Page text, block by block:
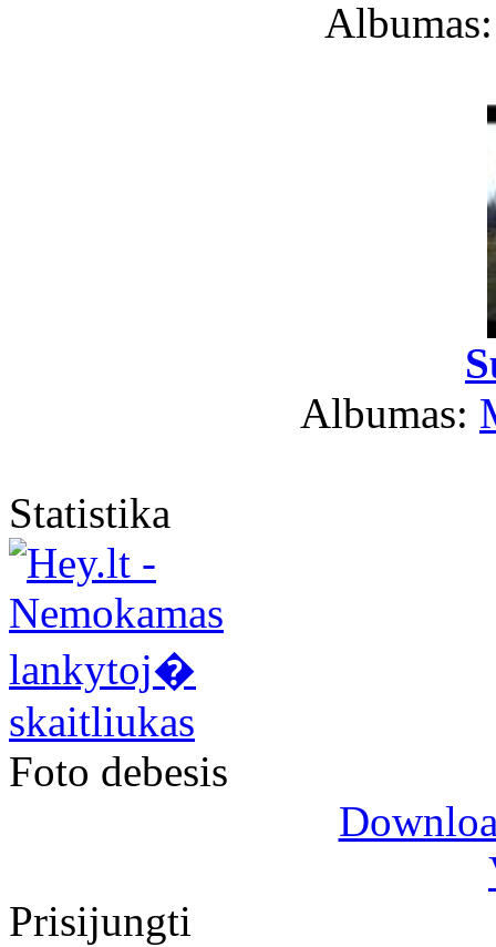
Albumas:
Statistika
Foto debesis
Prisijungti